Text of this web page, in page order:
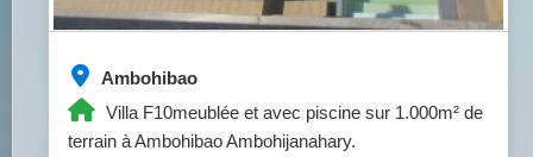
Ambohibao
Villa F10meublée et avec piscine sur 1.000m² de
terrain à Ambohibao Ambohijanahary.